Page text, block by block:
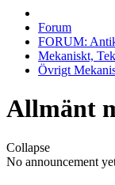
Forum
FORUM:
Mekaniskt,
Övrigt
Allmänt
Collapse
No announcement